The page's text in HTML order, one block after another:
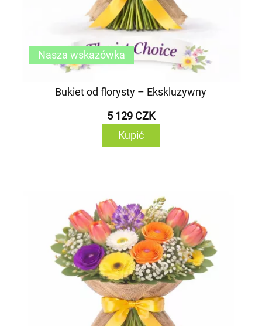
Bukiet od florysty – Ekskluzywny
5 129 CZK
Kupić
Nasza wskazówka